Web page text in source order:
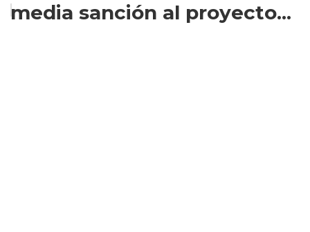
media sanción al proyecto...